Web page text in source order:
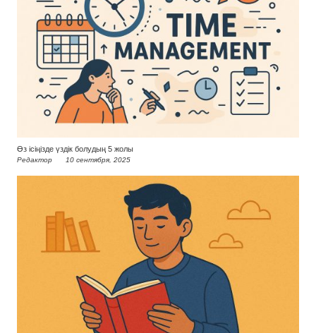
Өз ісіңізде үздік болудың 5 жолы
Редактор 10 сентября, 2025